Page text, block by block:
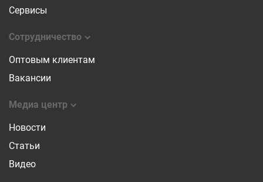
Сервисы
Сотрудничество
Оптовым клиентам
Вакансии
Медиа центр
Новости
Статьи
Видео